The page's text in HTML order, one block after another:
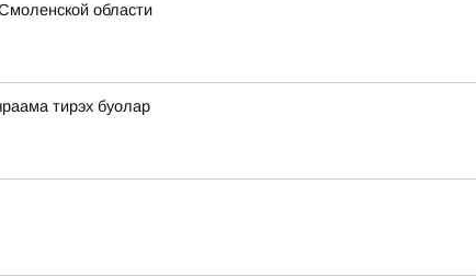
области
тирэх буолар